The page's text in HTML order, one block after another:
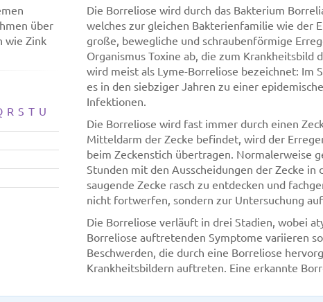
über
wie Zink
R S T U
Die Borreliose wird durch das Bakterium
welches zur gleichen Bakterienfamilie wie der
große, bewegliche und schraubenförmige
Organismus Toxine ab, die zum Krankheitsbild
wird meist als Lyme-Borreliose bezeichnet: Im
es in den siebziger Jahren zu einer
Infektionen.
Die Borreliose wird fast immer durch einen
Mitteldarm der Zecke befindet, wird der
beim Zeckenstich übertragen. Normalerweise
Stunden mit den Ausscheidungen der Zecke in
saugende Zecke rasch zu entdecken und
nicht fortwerfen, sondern zur Untersuchung
Die Borreliose verläuft in drei Stadien, wobei
Borreliose auftretenden Symptome variieren
Beschwerden, die durch eine Borreliose
Krankheitsbildern auftreten. Eine erkannte